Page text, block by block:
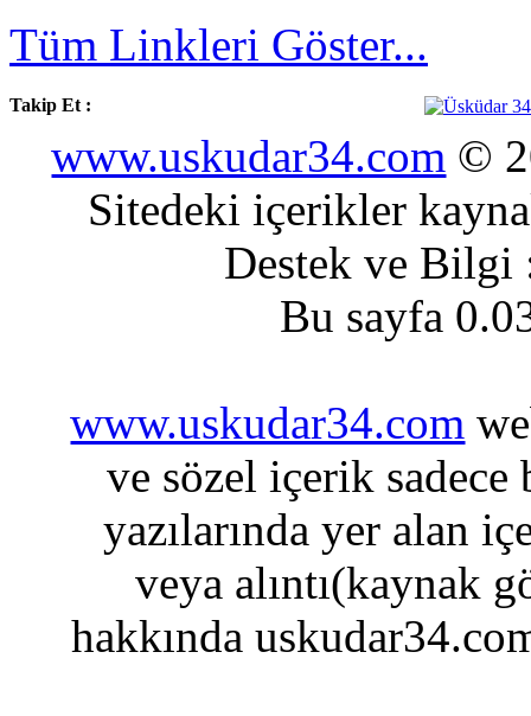
Tüm Linkleri Göster...
Takip Et :
www.uskudar34.com ©
Sitedeki içerikler
Destek ve
Bu sayfa
www.uskudar34.com
ve sözel içerik sadece
yazılarında yer alan
veya alıntı(kaynak
hakkında